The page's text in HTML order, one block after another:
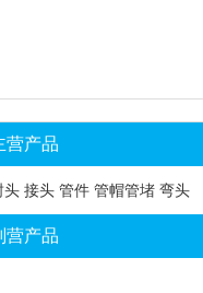
营产品
头 接头 管件 管帽管堵 弯头
营产品